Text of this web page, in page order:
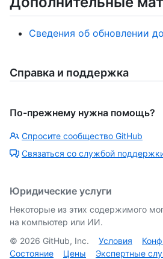
Сведения об обновлении
Справка и поддержка
По-прежнему нужна помощь?
Спросите сообщество GitHub
Связаться со службой
Юридические услуги
Некоторые из этих содержимого
на компьютер или ИИ.
© 2026 GitHub, Inc. Условия
Состояние
Цены Экспертные